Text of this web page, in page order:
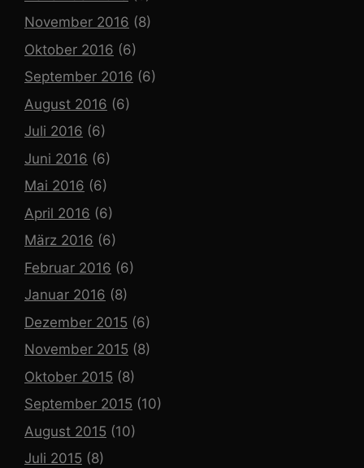
November 2016 (8)
Oktober 2016 (6)
September 2016 (6)
August 2016 (6)
Juli 2016 (6)
Juni 2016 (6)
Mai 2016 (6)
April 2016 (6)
März 2016 (6)
Februar 2016 (6)
Januar 2016 (8)
Dezember 2015 (6)
November 2015 (8)
Oktober 2015 (8)
September 2015 (10)
August 2015 (10)
Juli 2015 (8)